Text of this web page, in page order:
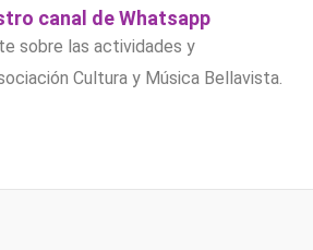
canal de Whatsapp
sobre las actividades y
Cultura y Música Bellavista.